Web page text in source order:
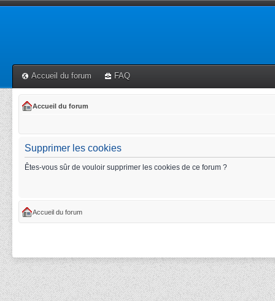
Accueil du forum FAQ
Accueil du forum
Supprimer les cookies
Êtes-vous sûr de vouloir supprimer les cookies de ce forum ?
Accueil du forum